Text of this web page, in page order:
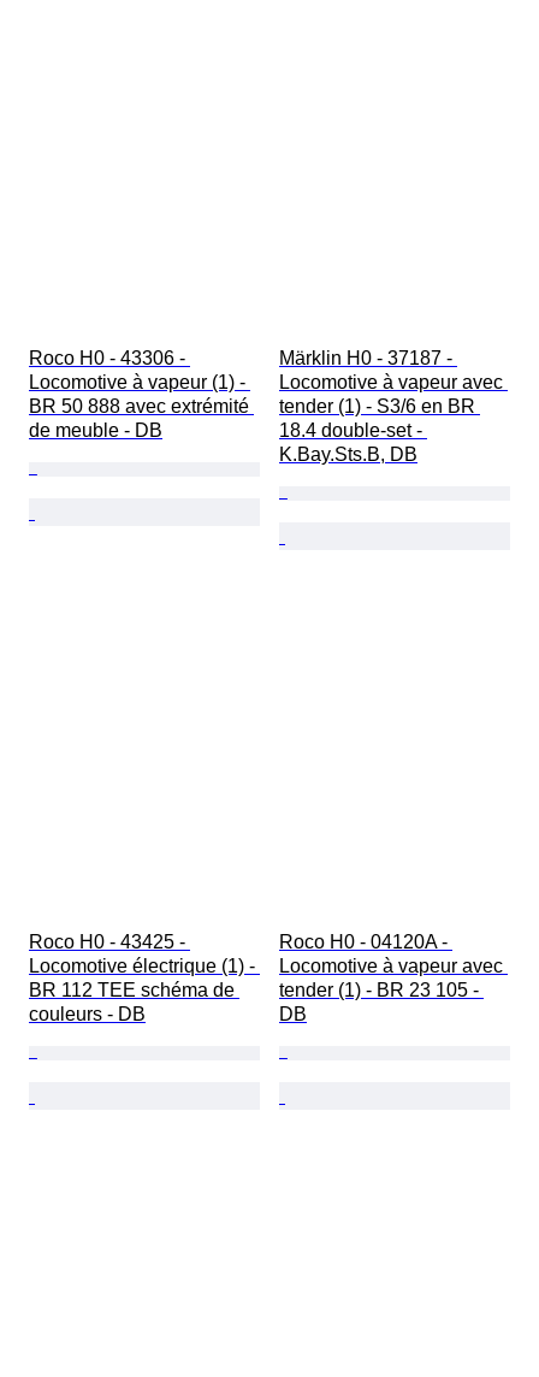
Roco H0 - 43306 -
Locomotive à vapeur (1) -
BR 50 888 avec extrémité
de meuble - DB
Märklin H0 - 37187 -
Locomotive à vapeur avec
tender (1) - S3/6 en BR
18.4 double-set -
K.Bay.Sts.B, DB
Roco H0 - 43425 -
Locomotive électrique (1) -
BR 112 TEE schéma de
couleurs - DB
Roco H0 - 04120A -
Locomotive à vapeur avec
tender (1) - BR 23 105 -
DB